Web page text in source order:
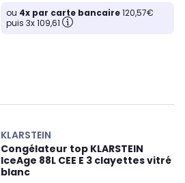
ou 4x par carte bancaire120,57€
puis 3x 109,61
KLARSTEIN
Congélateur top KLARSTEIN
IceAge 88L CEE E 3 clayettes vitré
blanc